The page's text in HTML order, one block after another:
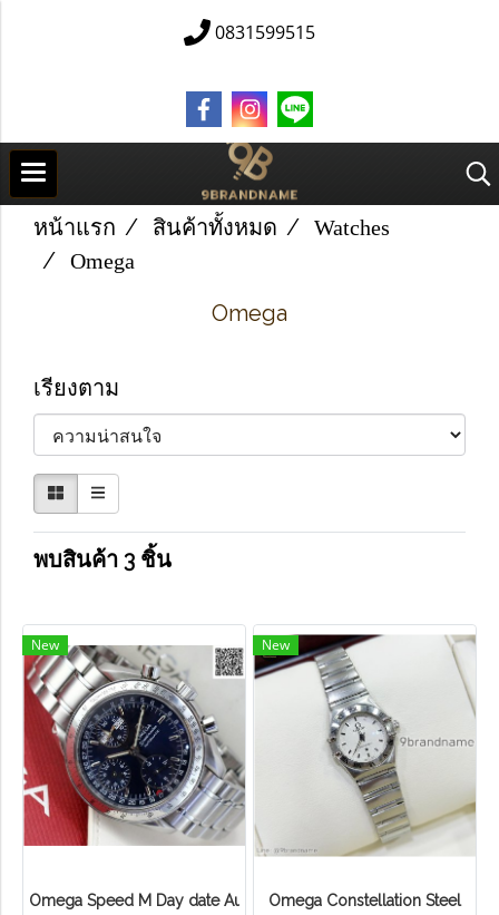
0831599515
หน้าแรก สินค้าทั้งหมด
Watches
Omega
Omega
เรียงตาม
พบสินค้า 3 ชิ้น
New
Omega Speed M Day date Auto chronograph
New
Omega Constellation Steel